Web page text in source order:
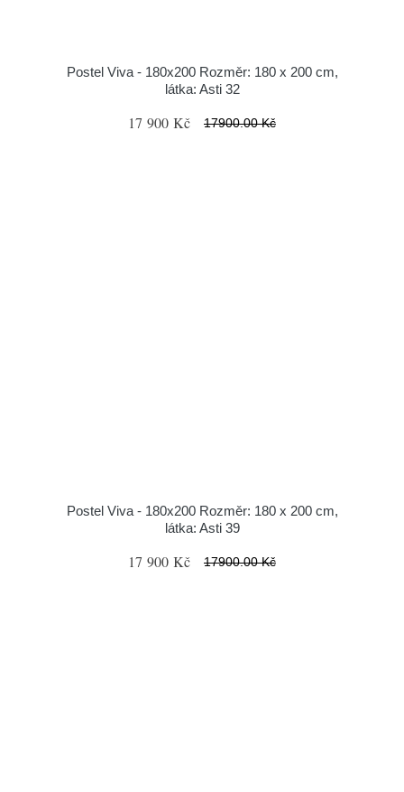
Postel Viva - 180x200 Rozměr: 180 x 200 cm,
látka: Asti 32
17 900 Kč 17900.00 Kč
Postel Viva - 180x200 Rozměr: 180 x 200 cm,
látka: Asti 39
17 900 Kč 17900.00 Kč